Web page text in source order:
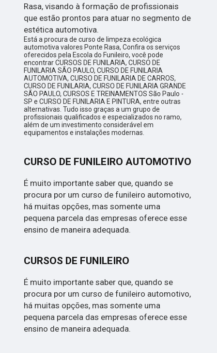
Rasa, visando à formação de profissionais
que estão prontos para atuar no segmento de
estética automotiva.
Está a procura de curso de limpeza ecológica
automotiva valores Ponte Rasa, Confira os serviços
oferecidos pela Escola do Funileiro, você pode
encontrar CURSOS DE FUNILARIA, CURSO DE
FUNILARIA SÃO PAULO, CURSO DE FUNILARIA
AUTOMOTIVA, CURSO DE FUNILARIA DE CARROS,
CURSO DE FUNILARIA, CURSO DE FUNILARIA GRANDE
SÃO PAULO, CURSOS E TREINAMENTOS São Paulo -
SP e CURSO DE FUNILARIA E PINTURA, entre outras
alternativas. Tudo isso graças a um grupo de
profissionais qualificados e especializados no ramo,
além de um investimento considerável em
equipamentos e instalações modernas.
CURSO DE FUNILEIRO AUTOMOTIVO
É muito importante saber que, quando se
procura por um curso de funileiro automotivo,
há muitas opções, mas somente uma
pequena parcela das empresas oferece esse
ensino de maneira adequada.
CURSOS DE FUNILEIRO
É muito importante saber que, quando se
procura por um curso de funileiro automotivo,
há muitas opções, mas somente uma
pequena parcela das empresas oferece esse
ensino de maneira adequada.